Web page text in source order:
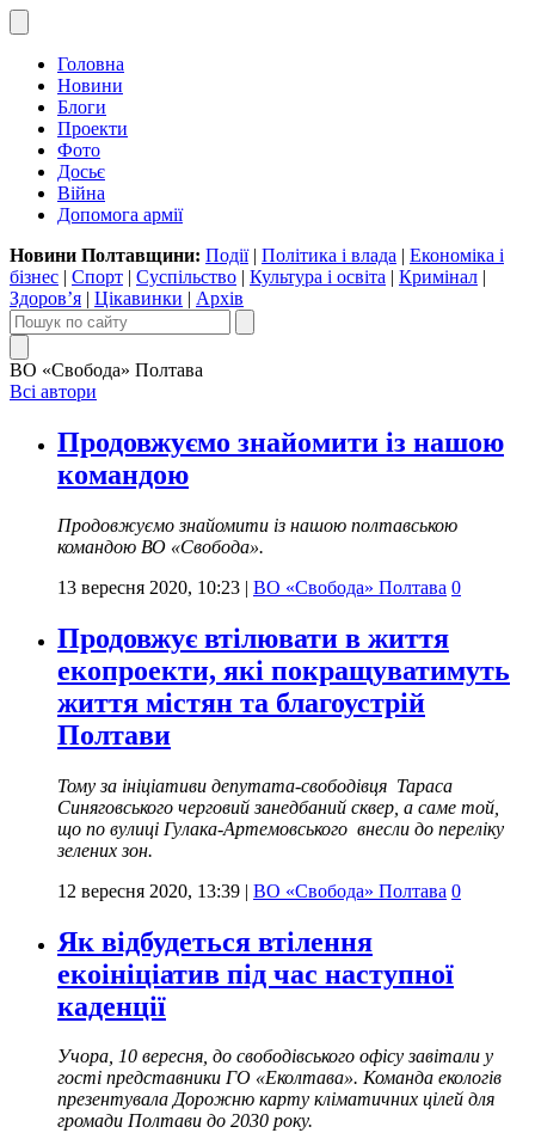
Головна
Новини
Блоги
Проекти
Фото
Досьє
Війна
Допомога армії
Новини Полтавщини: Події| Політика і влада | Економіка і
бізнес | Спорт | Суспільство | Культура і освіта | Кримінал |
Здоров’я | Цікавинки | Архів
ВО «Свобода» Полтава
Всі автори
Продовжуємо знайомити із нашою
командою
Продовжуємо знайомити із нашою полтавською
командою ВО «Свобода».
13 вересня 2020, 10:23 | ВО «Свобода» Полтава 0
Продовжує втілювати в життя
екопроекти, які покращуватимуть
життя містян та благоустрій
Полтави
Тому за ініціативи депутата-свободівця Тараса
Синяговського черговий занедбаний сквер, а саме той,
що по вулиці Гулака-Артемовського внесли до переліку
зелених зон.
12 вересня 2020, 13:39 | ВО «Свобода» Полтава 0
Як відбудеться втілення
екоініціатив під час наступної
каденції
Учора, 10 вересня, до свободівського офісу завітали у
гості представники ГО «Еколтава». Команда екологів
презентувала Дорожню карту кліматичних цілей для
громади Полтави до 2030 року.